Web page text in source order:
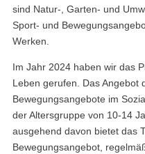
sind Natur-, Garten- und
Sport- und
Werken.
Im Jahr 2024 haben wir das
Leben gerufen. Das Angebot
Bewegungsangebote im
der Altersgruppe von 10-14
ausgehend davon bietet das
Bewegungsangebot,